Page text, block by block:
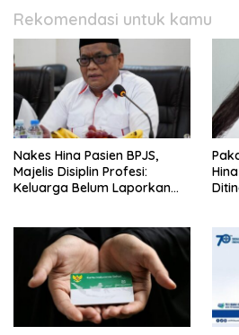
Rekomendasi untuk kamu
Nakes Hina Pasien BPJS,
Majelis Disiplin Profesi:
Keluarga Belum Laporkan